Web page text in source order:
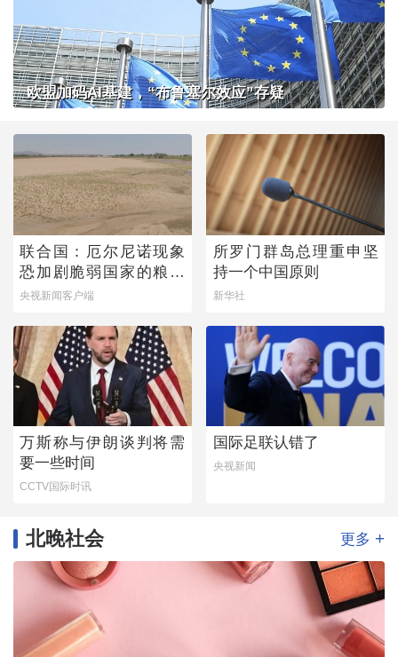
欧盟加码AI基建，“布鲁塞尔效应”存疑
联合国：厄尔尼诺现象
恐加剧脆弱国家的粮食
问题
央视新闻客户端
所罗门群岛总理重申坚
持一个中国原则
新华社
万斯称与伊朗谈判将需
要一些时间
CCTV国际时讯
国际足联认错了
央视新闻
北晚社会 更多 +